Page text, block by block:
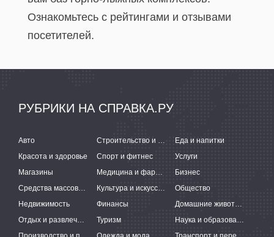
Ознакомьтесь с рейтингами и отзывами
посетителей.
РУБРИКИ НА СПРАВКА.РУ
Авто Строительство и ремонт
Еда и напитки
Красота и здоровье
Спорт и фитнес
Услуги
Магазины
Медицина и фармацевтика
Бизнес
Средства массовой информации
Культура и искусство
Общество
Недвижимость
Финансы
Домашние животные
Отдых и развлечения
Туризм
Наука и образование